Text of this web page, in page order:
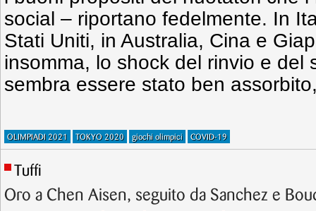
social – riportano fedelmente. In
Stati Uniti, in Australia, Cina e
insomma, lo shock del rinvio e del
sembra essere stato ben
OLIMPIADI 2021 TOKYO 2020 giochi olimpici COVID-19
Tuffi
Oro a Chen Aisen, seguito da Sanchez e